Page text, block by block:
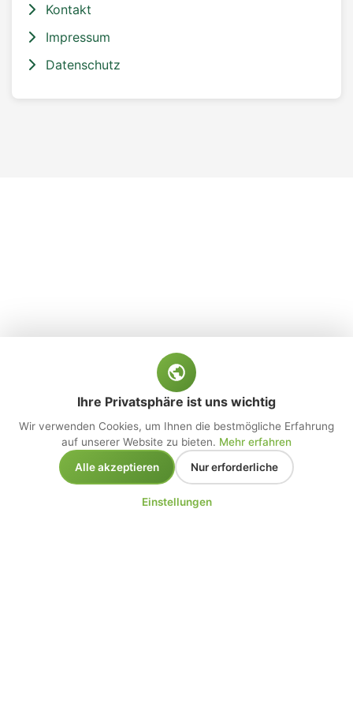
Kontakt
Impressum
Datenschutz
Ihre Privatsphäre ist uns wichtig
Wir verwenden Cookies, um Ihnen die bestmögliche Erfahrung
auf unserer Website zu bieten. Mehr erfahren
Alle akzeptieren
Nur erforderliche
Einstellungen